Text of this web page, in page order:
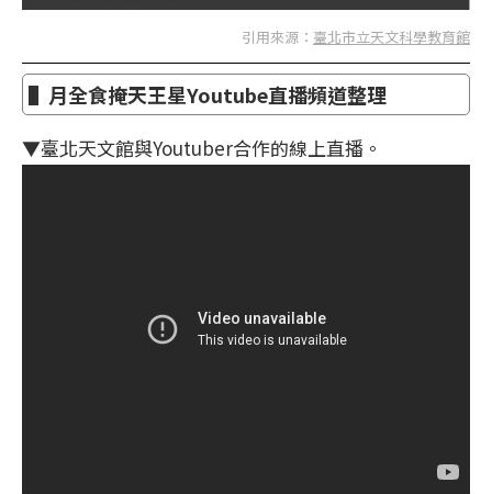
引用來源： 臺北市立天文科學教育館
▌月全食掩天王星Youtube直播頻道整理
▼臺北天文館與Youtuber合作的線上直播。